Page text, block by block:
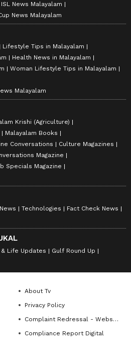
ISL News Malayalam
News Malayalam
Lifestyle Tips in Malayalam
Health News in Malayalam
Woman Lifestyle Tips in Malayalam
Malayalam
Krishi (Agriculture)
Malayalam Books
Conversations
Culture Magazines
Magazine
Specials Magazine
Technologies
Fact Check News
Life Updates
Gulf Round Up
About Tv
Privacy Policy
Complaint Redressal - Website
Compliance Report Digital